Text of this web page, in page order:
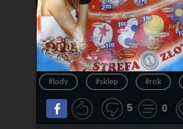
#lody #sklep #rok
5 0